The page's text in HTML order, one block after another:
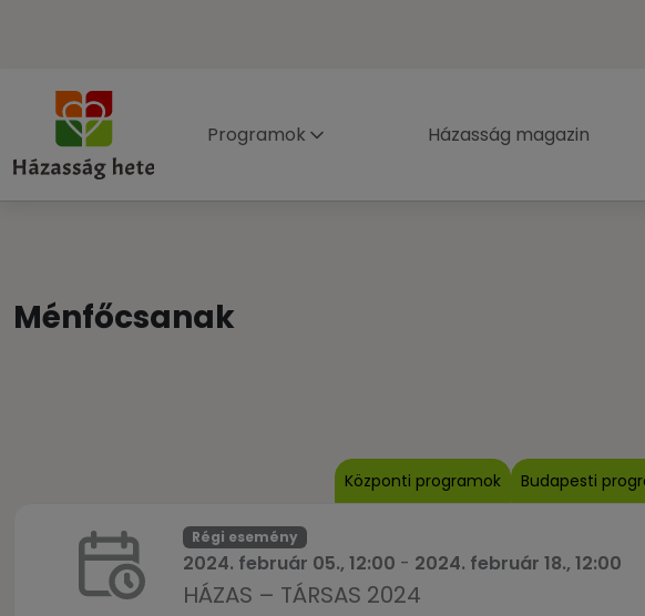
Programok Házasság magazin
Ménfőcsanak
Központi programok Budapesti
Régi esemény
2024. február 05., 12:00 - 2024. február 18., 12:00
HÁZAS – TÁRSAS 2024